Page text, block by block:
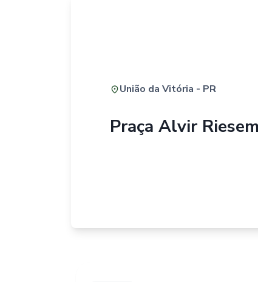
União da Vitória - PR
Praça Alvir